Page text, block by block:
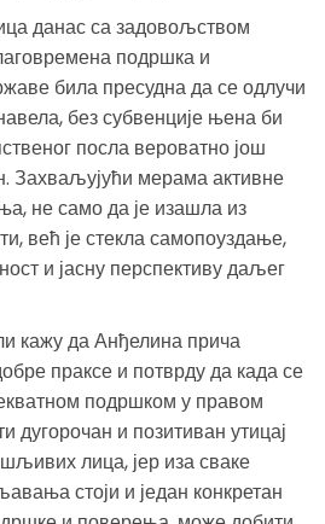
данас са задовољством
подршка и
била пресудна да се одлучи
без субвенције њена би
посла вероватно још
Захваљујући мерама активне
не само да је изашла из
већ је стекла самопоуздање,
и јасну перспективу даљег
кажу да Анђелина прича
праксе и потврду да када се
подршком у правом
дугорочан и позитиван утицај
лица, јер иза сваке
стоји и један конкретан